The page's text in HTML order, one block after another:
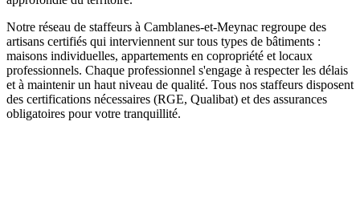
Notre réseau de staffeurs à Camblanes-et-Meynac regroupe des
artisans certifiés qui interviennent sur tous types de bâtiments :
maisons individuelles, appartements en copropriété et locaux
professionnels. Chaque professionnel s'engage à respecter les délais
et à maintenir un haut niveau de qualité. Tous nos staffeurs disposent
des certifications nécessaires (RGE, Qualibat) et des assurances
obligatoires pour votre tranquillité.